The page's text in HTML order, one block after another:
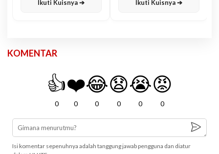
Ikuti Kuisnya ➔ Ikuti Kuisnya ➔
KOMENTAR
👍
0
❤️
0
😂
0
😧
0
😭
0
😡
0
Isi komentar sepenuhnya adalah tanggung jawab pengguna dan diatur